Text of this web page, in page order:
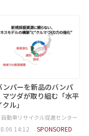
ンパーを新品のバンパ
ツダが取り組む「水平
ル」
自動車リサイクル促進センター
14:12 SPONSORED